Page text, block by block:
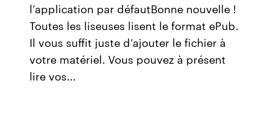
l’application par défautBonne nouvelle !
Toutes les liseuses lisent le format ePub.
Il vous suffit juste d’ajouter le fichier à
votre matériel. Vous pouvez à présent
lire vos...